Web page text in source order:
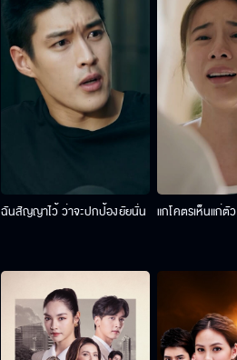
ฉันสัญญาไว้ ว่าจะปกป้องยัยนั่น แกโคตรเห็นแก่ตั